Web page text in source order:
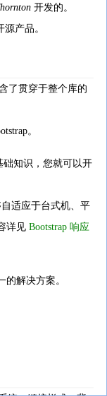
开发的。
产品。
了贯穿于整个库的
。
础知识，您就可以开
自适应于台式机、平
详见 Bootstrap 响应
解决方案。